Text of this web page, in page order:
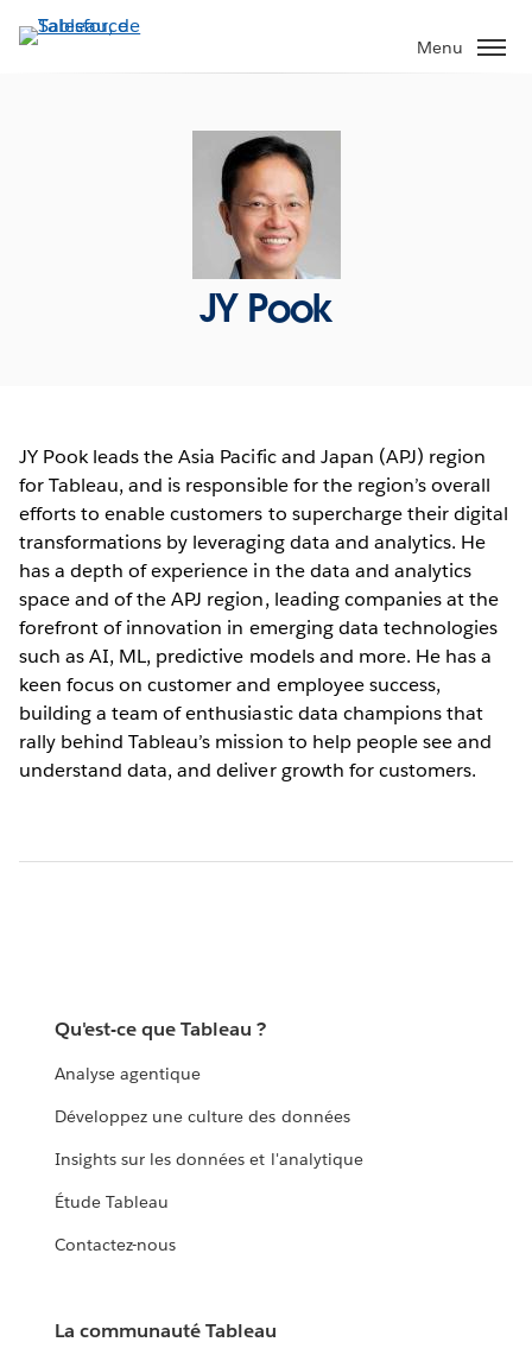
Aller
au
Menu
JY Pook
JY Pook leads the Asia Pacific and Japan (APJ) region
for Tableau, and is responsible for the region’s overall
efforts to enable customers to supercharge their digital
transformations by leveraging data and analytics. He
has a depth of experience in the data and analytics
space and of the APJ region, leading companies at the
forefront of innovation in emerging data technologies
such as AI, ML, predictive models and more. He has a
keen focus on customer and employee success,
building a team of enthusiastic data champions that
rally behind Tableau’s mission to help people see and
understand data, and deliver growth for customers.
Qu'est-ce que Tableau ?
Analyse agentique
Développez une culture des données
Insights sur les données et l'analytique
Étude Tableau
Contactez-nous
La communauté Tableau